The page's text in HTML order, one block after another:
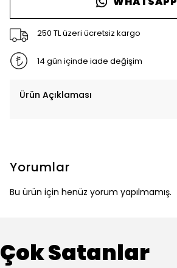
250 TL üzeri ücretsiz kargo
14 gün içinde iade değişim
Ürün Açıklaması
Yorumlar
Bu ürün için henüz yorum yapılmamış.
Çok Satanlar